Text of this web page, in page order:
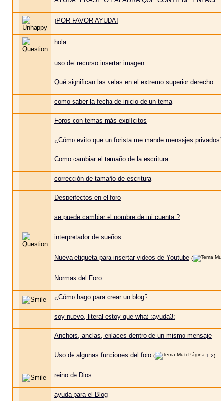
¡POR FAVOR AYUDA!
hola
uso del recurso insertar imagen
Qué significan las velas en el extremo superior derecho
como saber la fecha de inicio de un tema
Foros con temas más explícitos
¿Cómo evito que un forista me mande mensajes
Como cambiar el tamaño de la escritura
corrección de tamaño de escritura
Desperfectos en el foro
se puede cambiar el nombre de mi cuenta ?
interpretador de sueños
Nueva etiqueta para insertar videos de Youtube (
Normas del Foro
¿Cómo hago para crear un blog?
soy nuevo, literal estoy que what :ayuda3:
Anchors, anclas, enlaces dentro de un mismo mensaje
Uso de algunas funciones del foro ( 1 2)
reino de Dios
ayuda para el Blog